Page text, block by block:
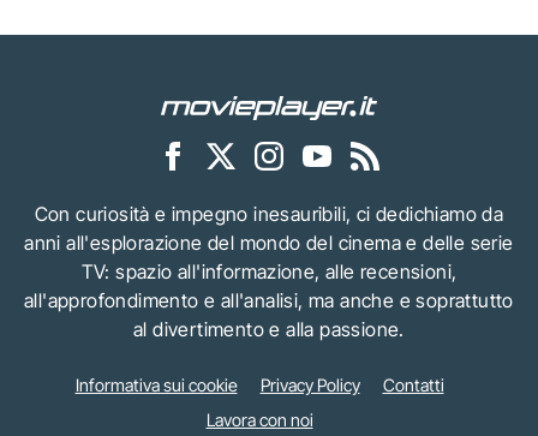
Con curiosità e impegno inesauribili, ci dedichiamo da
anni all'esplorazione del mondo del cinema e delle serie
TV: spazio all'informazione, alle recensioni,
all'approfondimento e all'analisi, ma anche e soprattutto
al divertimento e alla passione.
Informativa sui cookie Privacy Policy
Contatti
Lavora con noi